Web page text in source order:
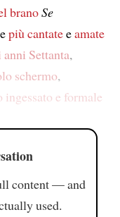
branoSe
più cantateeamate
Settanta,
schermo,
e formale
content — and
used.